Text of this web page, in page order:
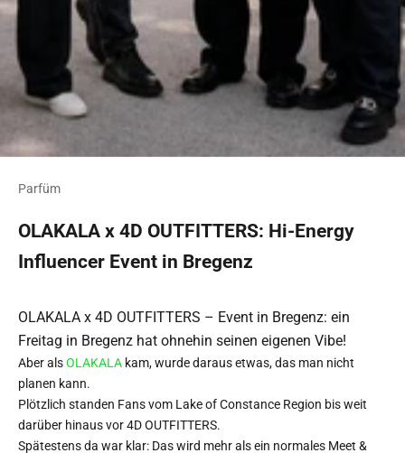
Parfüm
OLAKALA x 4D OUTFITTERS: Hi-Energy
Influencer Event in Bregenz
OLAKALA x 4D OUTFITTERS – Event in Bregenz: ein
Freitag in Bregenz hat ohnehin seinen eigenen Vibe!
Aber alsOLAKALA kam, wurde daraus etwas, das man nicht
planen kann.
Plötzlich standen Fans vom Lake of Constance Region bis weit
darüber hinaus vor 4D OUTFITTERS.
Spätestens da war klar: Das wird mehr als ein normales Meet &